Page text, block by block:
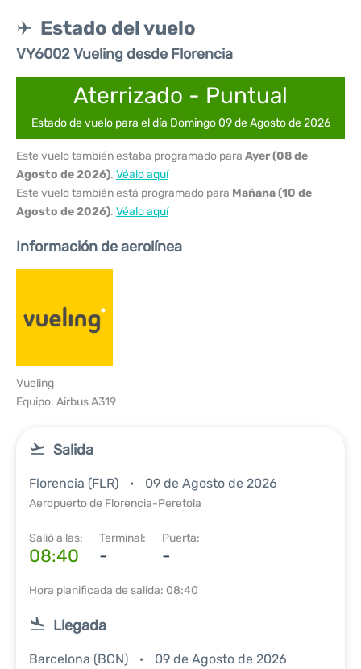
Estado del vuelo
VY6002 Vueling desde Florencia
Aterrizado - Puntual
Estado de vuelo para el día Domingo 09 de Agosto de 2026
Este vuelo también estaba programado para Ayer (08 de
Agosto de 2026). Véalo aquí
Este vuelo también está programado para Mañana (10 de
Agosto de 2026). Véalo aquí
Información de aerolínea
Vueling
Equipo: Airbus A319
Salida
Florencia (FLR) 09 de Agosto de 2026
Aeropuerto de Florencia-Peretola
Salió a las:
08:40
Terminal:
-
Puerta:
-
Hora planificada de salida: 08:40
Llegada
Barcelona (BCN) 09 de Agosto de 2026